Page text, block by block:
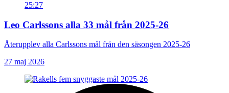
25:27
Leo Carlssons alla 33 mål från 2025-26
Återupplev alla Carlssons mål från den säsongen 2025-26
27 maj 2026